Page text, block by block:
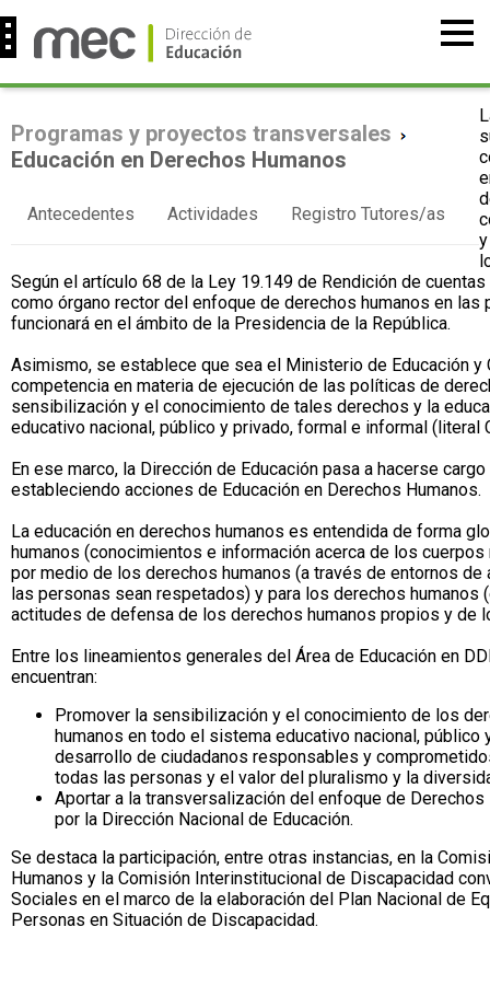
Programas y proyectos transversales
Educación en Derechos Humanos
Antecedentes Actividades Registro Tutores/as
Según el artículo 68 de la Ley 19.149 de Rendición de
como órgano rector del enfoque de derechos humanos en
funcionará en el ámbito de la Presidencia de la República.
Asimismo, se establece que sea el Ministerio de Educación
competencia en materia de ejecución de las políticas de
sensibilización y el conocimiento de tales derechos y la
educativo nacional, público y privado, formal e informal (literal
En ese marco, la Dirección de Educación pasa a hacerse
estableciendo acciones de Educación en Derechos Humanos.
La educación en derechos humanos es entendida de forma
humanos (conocimientos e información acerca de los
por medio de los derechos humanos (a través de entornos
las personas sean respetados) y para los derechos
actitudes de defensa de los derechos humanos propios y de
Entre los lineamientos generales del Área de Educación en
encuentran:
Promover la sensibilización y el conocimiento de los
humanos en todo el sistema educativo nacional, público
desarrollo de ciudadanos responsables y
todas las personas y el valor del pluralismo y la
Aportar a la transversalización del enfoque de
por la Dirección Nacional de Educación.
Se destaca la participación, entre otras instancias, en la
Humanos y la Comisión Interinstitucional de Discapacidad
Sociales en el marco de la elaboración del Plan Nacional de
Personas en Situación de Discapacidad.